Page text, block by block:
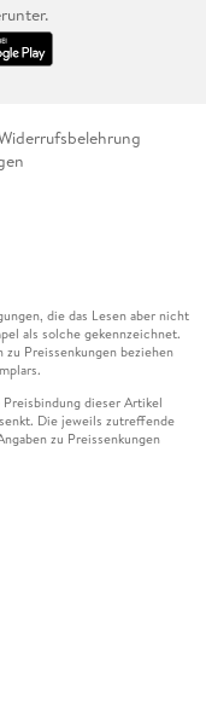
die das Lesen aber nicht
als solche gekennzeichnet.
Preissenkungen beziehen
dieser Artikel
Die jeweils zutreffende
zu Preissenkungen